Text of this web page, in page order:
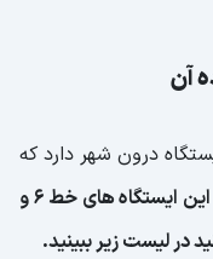
آباد کوهسار در مجموع 31 ایستگاه درون شهر دارد که
تمام این ایستگاه های خط 6 و
در لیست زیر ببینید.